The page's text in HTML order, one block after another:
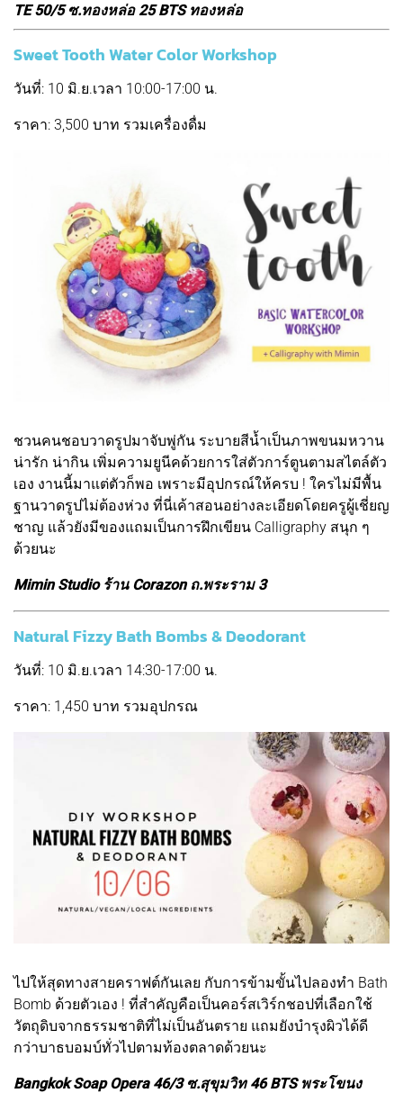
TE 50/5 ซ.ทองหล่อ 25 BTS ทองหล่อ
Sweet Tooth Water Color Workshop
วันที่: 10 มิ.ย.เวลา 10:00-17:00 น.
ราคา: 3,500 บาท รวมเครื่องดื่ม
ชวนคนชอบวาดรูปมาจับพู่กัน ระบายสีน้ำเป็นภาพขนมหวาน
น่ารัก น่ากิน เพิ่มความยูนีคด้วยการใส่ตัวการ์ตูนตามสไตล์ตัว
เอง งานนี้มาแต่ตัวก็พอ เพราะมีอุปกรณ์ให้ครบ ! ใครไม่มีพื้น
ฐานวาดรูปไม่ต้องห่วง ที่นี่เค้าสอนอย่างละเอียดโดยครูผู้เชี่ยญ
ชาญ แล้วยังมีของแถมเป็นการฝึกเขียน Calligraphy สนุก ๆ
ด้วยนะ
Mimin Studio ร้าน Corazon ถ.พระราม 3
Natural Fizzy Bath Bombs & Deodorant
วันที่: 10 มิ.ย.เวลา 14:30-17:00 น.
ราคา: 1,450 บาท รวมอุปกรณ
ไปให้สุดทางสายคราฟต์กันเลย กับการข้ามขั้นไปลองทำ Bath
Bomb ด้วยตัวเอง ! ที่สำคัญคือเป็นคอร์สเวิร์กชอปที่เลือกใช้
วัตถุดิบจากธรรมชาติที่ไม่เป็นอันตราย แถมยังบำรุงผิวได้ดี
กว่าบาธบอมบ์ทั่วไปตามท้องตลาดด้วยนะ
Bangkok Soap Opera 46/3 ซ.สุขุมวิท 46 BTS พระโขนง